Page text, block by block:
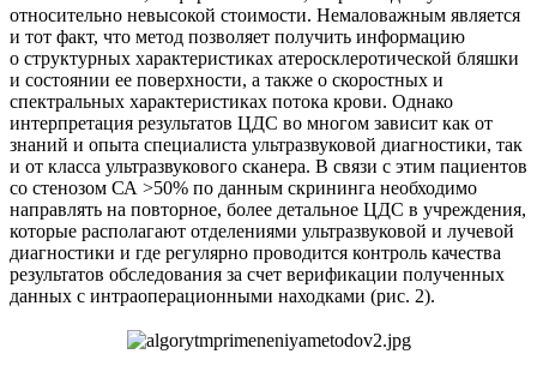
относительно невысокой стоимости. Немаловажным является
и тот факт, что метод позволяет получить информацию
о структурных характеристиках атеросклеротической бляшки
и состоянии ее поверхности, а также о скоростных и
спектральных характеристиках потока крови. Однако
интерпретация результатов ЦДС во многом зависит как от
знаний и опыта специалиста ультразвуковой диагностики, так
и от класса ультразвукового сканера. В связи с этим пациентов
со стенозом СА >50% по данным скрининга необходимо
направлять на повторное, более детальное ЦДС в учреждения,
которые располагают отделениями ультразвуковой и лучевой
диагностики и где регулярно проводится контроль качества
результатов обследования за счет верификации полученных
данных с интраоперационными находками (рис. 2).